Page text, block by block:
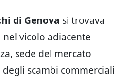
di Genova si trovava
vicolo adiacente
sede del mercato
scambi commerciali